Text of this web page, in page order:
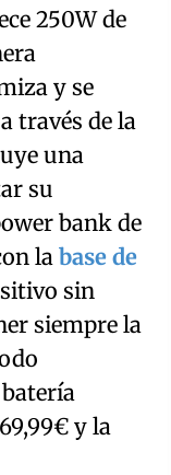
250W de
y se
través de la
una
su
bank de
la base de
sin
siempre la
y la